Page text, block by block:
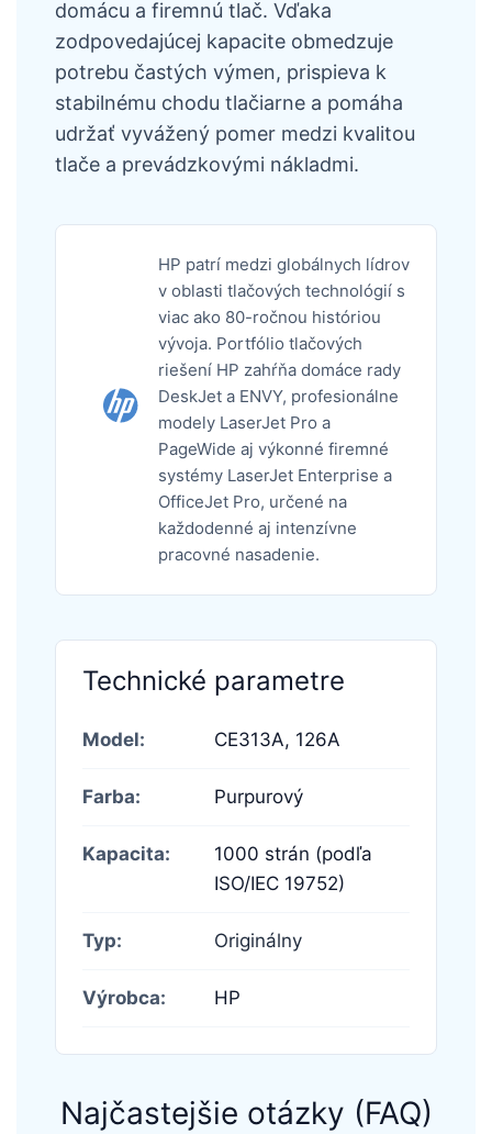
domácu a firemnú tlač. Vďaka
zodpovedajúcej kapacite obmedzuje
potrebu častých výmen, prispieva k
stabilnému chodu tlačiarne a pomáha
udržať vyvážený pomer medzi kvalitou
tlače a prevádzkovými nákladmi.
HP patrí medzi globálnych lídrov
v oblasti tlačových technológií s
viac ako 80-ročnou históriou
vývoja. Portfólio tlačových
riešení HP zahŕňa domáce rady
DeskJet a ENVY, profesionálne
modely LaserJet Pro a
PageWide aj výkonné firemné
systémy LaserJet Enterprise a
OfficeJet Pro, určené na
každodenné aj intenzívne
pracovné nasadenie.
Technické parametre
Model: CE313A, 126A
Farba: Purpurový
Kapacita:
1000 strán (podľa
ISO/IEC 19752)
Typ: Originálny
Výrobca: HP
Najčastejšie otázky (FAQ)